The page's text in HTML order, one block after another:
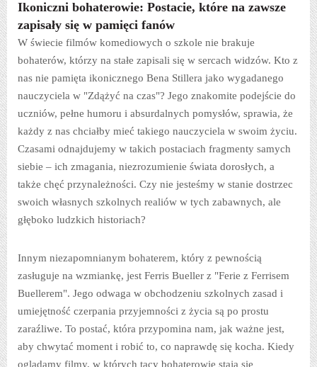
Ikoniczni bohaterowie: Postacie, które na zawsze
zapisały się w pamięci fanów
W świecie filmów komediowych o szkole nie brakuje
bohaterów, którzy na stałe zapisali się w sercach widzów. Kto z
nas nie pamięta ikonicznego Bena Stillera jako wygadanego
nauczyciela w "Zdążyć na czas"? Jego znakomite podejście do
uczniów, pełne humoru i absurdalnych pomysłów, sprawia, że
każdy z nas chciałby mieć takiego nauczyciela w swoim życiu.
Czasami odnajdujemy w takich postaciach fragmenty samych
siebie – ich zmagania, niezrozumienie świata dorosłych, a
także chęć przynależności. Czy nie jesteśmy w stanie dostrzec
swoich własnych szkolnych realiów w tych zabawnych, ale
głęboko ludzkich historiach?
Innym niezapomnianym bohaterem, który z pewnością
zasługuje na wzmiankę, jest Ferris Bueller z "Ferie z Ferrisem
Buellerem". Jego odwaga w obchodzeniu szkolnych zasad i
umiejętność czerpania przyjemności z życia są po prostu
zaraźliwe. To postać, która przypomina nam, jak ważne jest,
aby chwytać moment i robić to, co naprawdę się kocha. Kiedy
oglądamy filmy, w których tacy bohaterowie stają się